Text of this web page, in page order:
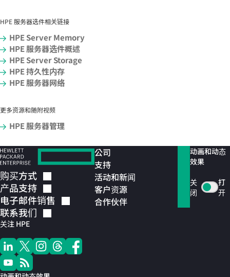
HPE 服务器选件相关链接
HPE Server Memory
HPE 服务器选件概述
HPE Server Storage
HPE 持久性内存
HPE 服务器网络
更多资源和随附视频
HPE 服务器管理
购买方式
产品支持
电子邮件销售
联系我们
关注 HPE
公司
支持
活动和新闻
客户资源
合作伙伴
动画和动态
效果
关
闭
打
开